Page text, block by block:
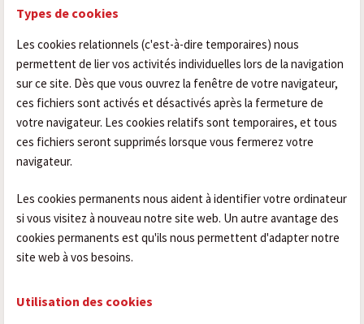
Types de cookies
Les cookies relationnels (c'est-à-dire temporaires) nous
permettent de lier vos activités individuelles lors de la navigation
sur ce site. Dès que vous ouvrez la fenêtre de votre navigateur,
ces fichiers sont activés et désactivés après la fermeture de
votre navigateur. Les cookies relatifs sont temporaires, et tous
ces fichiers seront supprimés lorsque vous fermerez votre
navigateur.
Les cookies permanents nous aident à identifier votre ordinateur
si vous visitez à nouveau notre site web. Un autre avantage des
cookies permanents est qu'ils nous permettent d'adapter notre
site web à vos besoins.
Utilisation des cookies